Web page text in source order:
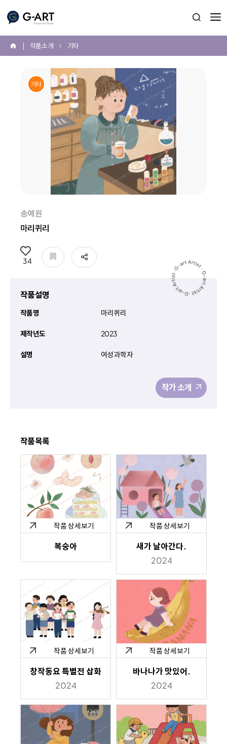
G-ART 검색 열
홈 작품 소개 기타
기타
송예원
마리퀴리
34 공유
작품설명
작품명 마리퀴리
제작년도 2023
설명 여성 과학자
작가 소개
작품목록
작품 상세보기
복숭아
작품 상세보기
새가 날아간다.
2024
작품 상세보기
창작동요 특별전 삽화
2024
작품 상세보기
바나나가 맛있어.
2024